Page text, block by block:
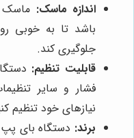
اندازه ماسک: ماسک
باشد تا به خوبی
جلوگیری کند.
قابلیت تنظیم:
فشار و سایر
نیازهای خود تنظیم
برند: دستگاه بای پپ